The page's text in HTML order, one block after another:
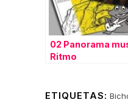
02 Panorama
Ritmo
ETIQUETAS: